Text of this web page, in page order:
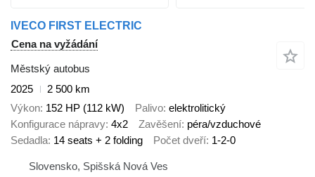
IVECO FIRST ELECTRIC
Cena na vyžádání
Městský autobus
2025
2 500 km
Výkon 152 HP (112 kW) Palivo elektrolitický
Konfigurace nápravy 4x2 Zavěšení péra/vzduchové
Sedadla 14 seats + 2 folding Počet dveří 1-2-0
Slovensko, Spišská Nová Ves